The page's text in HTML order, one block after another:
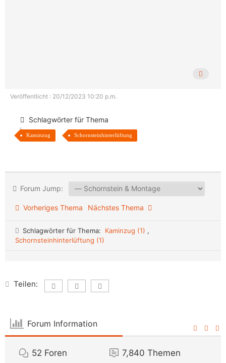
Veröffentlicht : 20/12/2023 10:20 p.m.
Schlagwörter für Thema
Kaminzug Schornsteinhinterlüftung
Forum Jump:
Vorheriges Thema Nächstes Thema
Schlagwörter für Thema: Kaminzug (1) ,
Schornsteinhinterlüftung (1)
Teilen:
Forum Information
52 Foren 7,840 Themen